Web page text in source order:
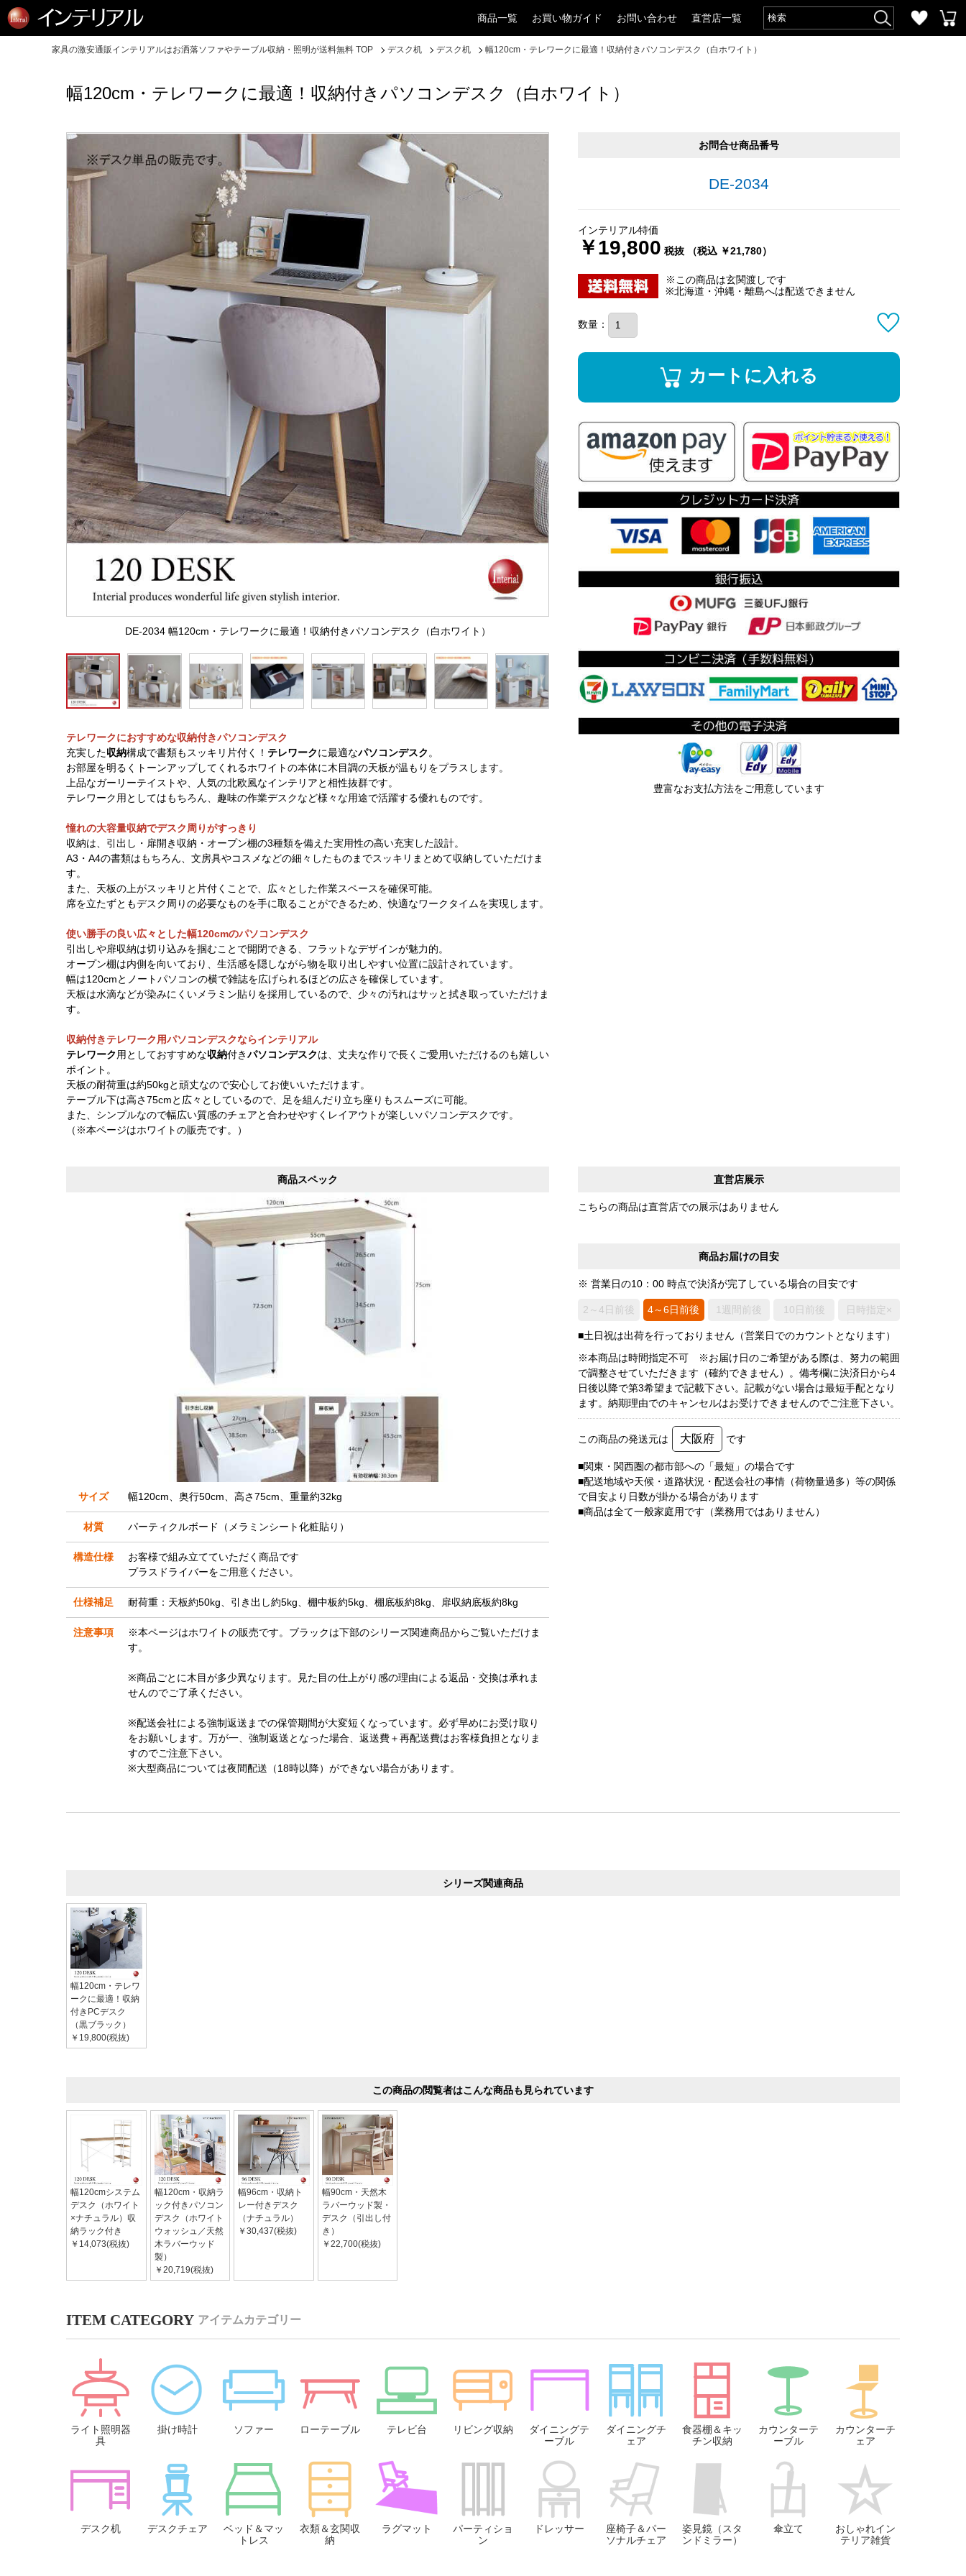
商品一覧 お買い物ガイド お問い合わせ 直営店一覧
家具の激安通販インテリアルはお洒落ソファやテーブル収納・照明が送料無料 TOP デスク机 デスク机 幅120cm・テレワークに最適！収納付きパソコンデスク（白ホワイト）
幅120cm・テレワークに最適！収納付きパソコンデスク（白ホワイト）
DE-2034 幅120cm・テレワークに最適！収納付きパソコンデスク（白ホワイト）
テレワークにおすすめな収納付きパソコンデスク
充実した収納構成で書類もスッキリ片付く！ テレワークに最適なパソコンデスク。
お部屋を明るくトーンアップしてくれるホワイトの本体に木目調の天板が温もりをプラスします。
上品なガーリーテイストや、人気の北欧風なインテリアと相性抜群です。
テレワーク用としてはもちろん、趣味の作業デスクなど様々な用途で活躍する優れものです。
憧れの大容量収納でデスク周りがすっきり
収納は、引出し・扉開き収納・オープン棚の3種類を備えた実用性の高い充実した設計。
A3・A4の書類はもちろん、文房具やコスメなどの細々したものまでスッキリまとめて収納していただけま
す。
また、天板の上がスッキリと片付くことで、広々とした作業スペースを確保可能。
席を立たずともデスク周りの必要なものを手に取ることができるため、快適なワークタイムを実現します。
使い勝手の良い広々とした幅120cmのパソコンデスク
引出しや扉収納は切り込みを掴むことで開閉できる、フラットなデザインが魅力的。
オープン棚は内側を向いており、生活感を隠しながら物を取り出しやすい位置に設計されています。
幅は120cmとノートパソコンの横で雑誌を広げられるほどの広さを確保しています。
天板は水滴などが染みにくいメラミン貼りを採用しているので、少々の汚れはサッと拭き取っていただけま
す。
収納付きテレワーク用パソコンデスクならインテリアル
テレワーク用としておすすめな収納付きパソコンデスクは、丈夫な作りで長くご愛用いただけるのも嬉しい
ポイント。
天板の耐荷重は約50kgと頑丈なので安心してお使いいただけます。
テーブル下は高さ75cmと広々としているので、足を組んだり立ち座りもスムーズに可能。
また、シンプルなので幅広い質感のチェアと合わせやすくレイアウトが楽しいパソコンデスクです。
（※本ページはホワイトの販売です。）
お問合せ商品番号
DE-2034
インテリアル特価
￥19,800 税抜 （税込 ￥21,780）
※この商品は玄関渡しです
※北海道・沖縄・離島へは配送できません
数量：
カートに入れる
豊富なお支払方法をご用意しています
直営店展示
こちらの商品は直営店での展示はありません
商品お届けの目安
※ 営業日の10：00 時点で決済が完了している場合の目安です
2～4日前後 4～6日前後 1週間前後 10日前後 日時指定×
■土日祝は出荷を行っておりません（営業日でのカウントとなります）
※本商品は時間指定不可 ※お届け日のご希望がある際は、努力の範囲
で調整させていただきます（確約できません）。備考欄に決済日から4
日後以降で第3希望まで記載下さい。記載がない場合は最短手配となり
ます。納期理由でのキャンセルはお受けできませんのでご注意下さい。
この商品の発送元は 大阪府 です
■関東・関西圏の都市部への「最短」の場合です
■配送地域や天候・道路状況・配送会社の事情（荷物量過多）等の関係
で目安より日数が掛かる場合があります
■商品は全て一般家庭用です（業務用ではありません）
商品スペック
サイズ 幅120cm、奥行50cm、高さ75cm、重量約32kg
材質 パーティクルボード（メラミンシート化粧貼り）
構造仕様
お客様で組み立てていただく商品です
プラスドライバーをご用意ください。
仕様補足 耐荷重：天板約50kg、引き出し約5kg、棚中板約5kg、棚底板約8kg、扉収納底板約8kg
注意事項
※本ページはホワイトの販売です。ブラックは下部のシリーズ関連商品からご覧いただけま
す。
※商品ごとに木目が多少異なります。見た目の仕上がり感の理由による返品・交換は承れま
せんのでご了承ください。
※配送会社による強制返送までの保管期間が大変短くなっています。必ず早めにお受け取り
をお願いします。万が一、強制返送となった場合、返送費＋再配送費はお客様負担となりま
すのでご注意下さい。
※大型商品については夜間配送（18時以降）ができない場合があります。
シリーズ関連商品
幅120cm・テレワ
ークに最適！収納
付きPCデスク
（黒ブラック）
￥19,800(税抜)
この商品の閲覧者はこんな商品も見られています
幅120cmシステム
デスク（ホワイト
×ナチュラル）収
納ラック付き
￥14,073(税抜)
幅120cm・収納ラ
ック付きパソコン
デスク（ホワイト
ウォッシュ／天然
木ラバーウッド
製）
￥20,719(税抜)
幅96cm・収納ト
レー付きデスク
（ナチュラル）
￥30,437(税抜)
幅90cm・天然木
ラバーウッド製・
デスク（引出し付
き）
￥22,700(税抜)
アイテムカテゴリー
ライト照明器
具
掛け時計 ソファー ローテーブル テレビ台 リビング収納
ダイニングテ
ーブル
ダイニングチ
ェア
食器棚＆キッ
チン収納
カウンターテ
ーブル
カウンターチ
ェア
デスク机 デスクチェア
ベッド＆マッ
トレス
衣類＆玄関収
納
ラグマット
パーティショ
ン
ドレッサー
座椅子＆パー
ソナルチェア
姿見鏡（スタ
ンドミラー）
傘立て
おしゃれイン
テリア雑貨